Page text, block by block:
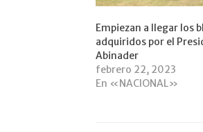
Empiezan a llegar los
adquiridos por el
Abinader
febrero 22, 2023
En «NACIONAL»